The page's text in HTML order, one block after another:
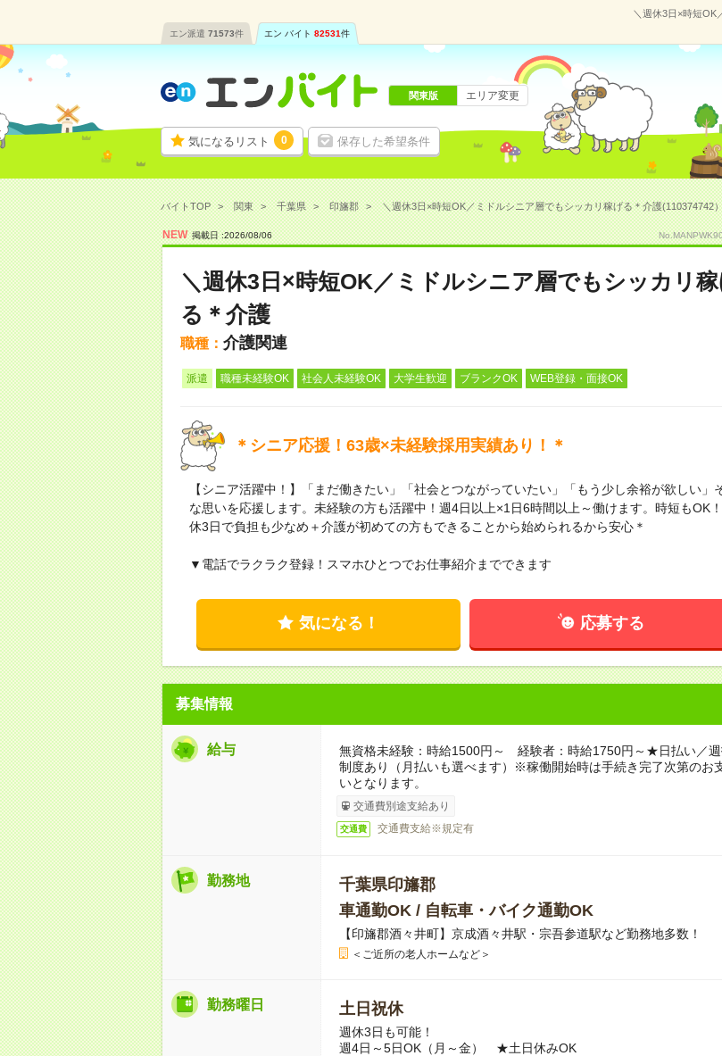
＼週休3日×時短OK
エン派遣 71573件 エン バイト 82531件
気になるリスト 0 保存した希望条件
関東版 エリア変更
バイトTOP 関東 千葉県 印旛郡 ＼週休3日×時短OK／ミドルシニア層でもシッカリ稼げる＊介護(110374742
NEW 掲載日 :2026/08/06
＼週休3日×時短OK／ミドルシニア層でもシッカリ
る＊介護
職種： 介護関連
派遣 職種未経験OK 社会人未経験OK 大学生歓迎 ブランクOK WEB登録・面接OK
＊シニア応援！63歳×未経験採用実績あり！＊
【シニア活躍中！】「まだ働きたい」「社会とつながっていたい」「もう少し余裕が欲しい」
な思いを応援します。未経験の方も活躍中！週4日以上×1日6時間以上～働けます。時短もOK
休3日で負担も少なめ＋介護が初めての方もできることから始められるから安心＊
▼電話でラクラク登録！スマホひとつでお仕事紹介までできます
気になる！ 応募する
募集情報
給与
無資格未経験：時給1500円～ 経験者：時給1750円～★日払い／
制度あり（月払いも選べます）※稼働開始時は手続き完了次第のお
いとなります。
交通費別途支給あり
交通費 交通費支給※規定有
勤務地
千葉県印旛郡
車通勤OK / 自転車・バイク通勤OK
【印旛郡酒々井町】京成酒々井駅・宗吾参道駅など勤務地多数！
＜ご近所の老人ホームなど＞
勤務曜日 土日祝休
週休3日も可能！
週4日～5日OK（月～金） ★土日休みOK